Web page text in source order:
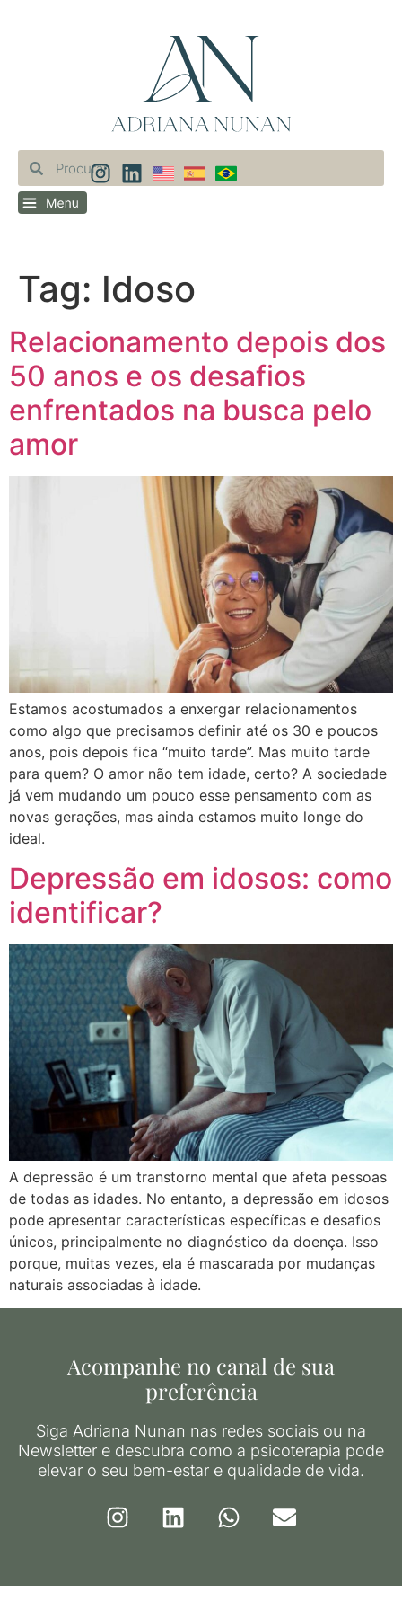
Tag: Idoso
Relacionamento depois dos
50 anos e os desafios
enfrentados na busca pelo
amor
Estamos acostumados a enxergar relacionamentos
como algo que precisamos definir até os 30 e poucos
anos, pois depois fica “muito tarde”. Mas muito tarde
para quem? O amor não tem idade, certo? A sociedade
já vem mudando um pouco esse pensamento com as
novas gerações, mas ainda estamos muito longe do
ideal.
Depressão em idosos: como
identificar?
A depressão é um transtorno mental que afeta pessoas
de todas as idades. No entanto, a depressão em idosos
pode apresentar características específicas e desafios
únicos, principalmente no diagnóstico da doença. Isso
porque, muitas vezes, ela é mascarada por mudanças
naturais associadas à idade.
Acompanhe no canal de sua
preferência
Siga Adriana Nunan nas redes sociais ou na
Newsletter e descubra como a psicoterapia pode
elevar o seu bem-estar e qualidade de vida.